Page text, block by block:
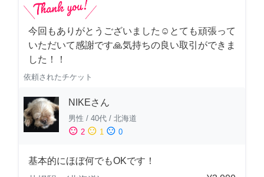
今回もありがとうございました☺️とても頑張って
いただいて感謝です🙏気持ちの良い取引ができま
した！！
依頼されたチケット
NIKEさん
男性 / 40代 / 北海道
sentiment_satisfied 2 sentiment_neutral 1 sentiment_dissatisfied 0
基本的にほぼ何でもOKです！